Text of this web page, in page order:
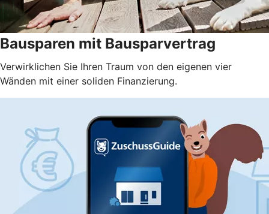
Bausparen mit Bausparvertrag
Verwirklichen Sie Ihren Traum von den eigenen vier
Wänden mit einer soliden Finanzierung.